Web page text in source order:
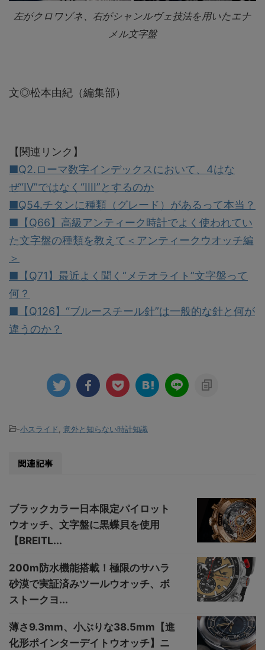
左がクロワゾネ、右がシャンルヴェ技法を用いたエナ
メル文字盤
文◎松本由紀（編集部）
【関連リンク】
■Q2.ローマ数字インデックスにおいて、4はな
ぜ“IV”ではなく“IIII”とするのか
■Q54.チタンに種類（グレード）があるって本当？
■【Q66】高級アンティーク時計でよく使われてい
た文字盤の種類を教えて＜アンティークウオッチ編
＞
■【Q71】最近よく聞く“メテオライト”文字盤って
何？
■【Q126】“ブルースチール針”は一般的な針と何が
違うのか？
-小スライド 意外と知らない時計知識
関連記事
ブラックカラー日本限定パイロット
ウオッチ、文字盤に黒蝶貝を使用
【BREITL...
200m防水機能搭載！極限のサハラ
砂漠で実証済みツールウオッチ、ボ
ストークヨ...
薄さ9.3mm、小ぶりな38.5mm【進
化形ポインターデイトウオッチ】ニ